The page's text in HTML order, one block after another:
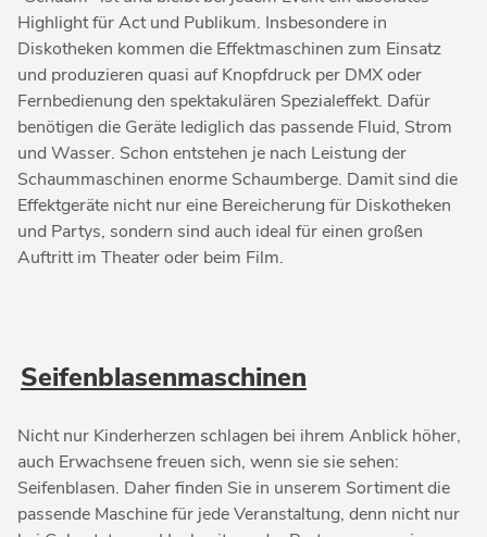
Highlight für Act und Publikum. Insbesondere in
Diskotheken kommen die Effektmaschinen zum Einsatz
und produzieren quasi auf Knopfdruck per DMX oder
Fernbedienung den spektakulären Spezialeffekt. Dafür
benötigen die Geräte lediglich das passende Fluid, Strom
und Wasser. Schon entstehen je nach Leistung der
Schaummaschinen enorme Schaumberge. Damit sind die
Effektgeräte nicht nur eine Bereicherung für Diskotheken
und Partys, sondern sind auch ideal für einen großen
Auftritt im Theater oder beim Film.
Seifenblasenmaschinen
Nicht nur Kinderherzen schlagen bei ihrem Anblick höher,
auch Erwachsene freuen sich, wenn sie sie sehen:
Seifenblasen. Daher finden Sie in unserem Sortiment die
passende Maschine für jede Veranstaltung, denn nicht nur